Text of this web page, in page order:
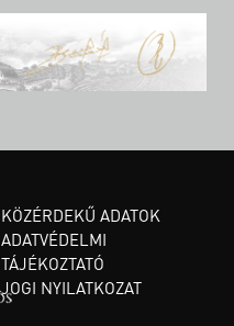
KÖZÉRDEKŰ ADATOK
ADATVÉDELMI
TÁJÉKOZTATÓ
JOGI NYILATKOZAT